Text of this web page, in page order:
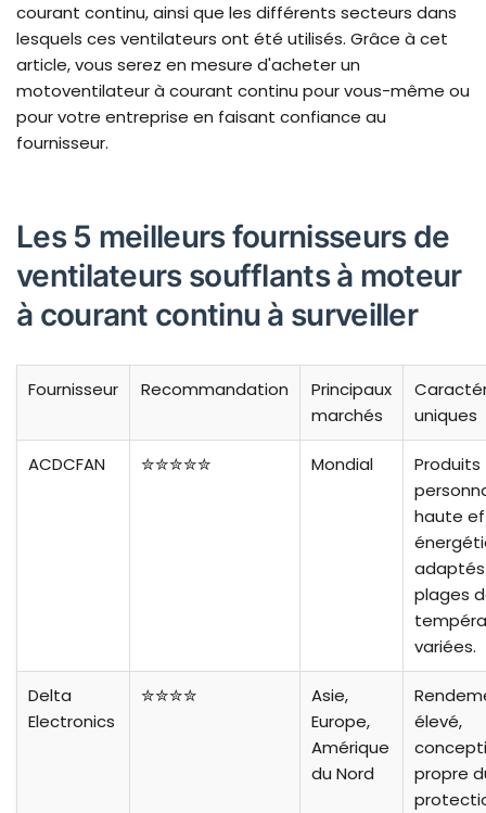
courant continu, ainsi que les différents secteurs dans
lesquels ces ventilateurs ont été utilisés. Grâce à cet
article, vous serez en mesure d'acheter un
motoventilateur à courant continu pour vous-même ou
pour votre entreprise en faisant confiance au
fournisseur.
Les 5 meilleurs fournisseurs de
ventilateurs soufflants à moteur
à courant continu à surveiller
Fournisseur Recommandation
Principaux
marchés
uniques
ACDCFAN ✮✮✮✮✮ Mondial
Produits
haute
plages
variées.
Delta
Electronics
✮✮✮✮
Asie,
Europe,
Amérique
du Nord
élevé,
propre